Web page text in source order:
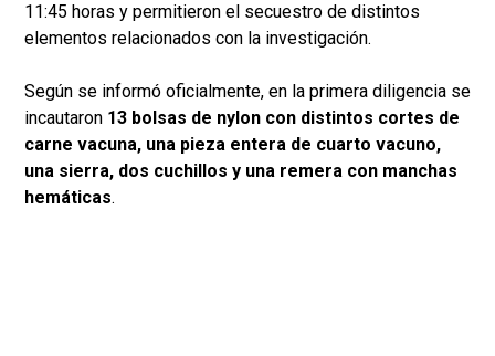
11:45 horas y permitieron el secuestro de distintos
elementos relacionados con la investigación.
Según se informó oficialmente, en la primera diligencia se
incautaron 13 bolsas de nylon con distintos cortes de
carne vacuna, una pieza entera de cuarto vacuno,
una sierra, dos cuchillos y una remera con manchas
hemáticas.